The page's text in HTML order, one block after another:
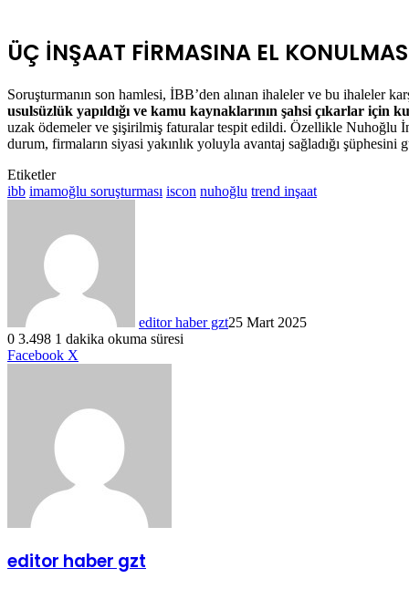
ÜÇ İNŞAAT FİRMASINA EL
Soruşturmanın son hamlesi, İBB’den alınan ihalelerve bu ihaleler
usulsüzlük yapıldığı ve kamu kaynaklarının şahsi çıkarlar için
uzak ödemelerve şişirilmiş faturalartespit edildi. Özellikle Nuhoğlu
durum, firmaların siyasi yakınlık yoluyla avantaj sağladığı şüphesini
Etiketler
ibb imamoğlu soruşturması iscon nuhoğlu trend inşaat
editor haber gzt25 Mart 2025
0 3.498 1 dakika okuma süresi
Facebook X
editor haber gzt